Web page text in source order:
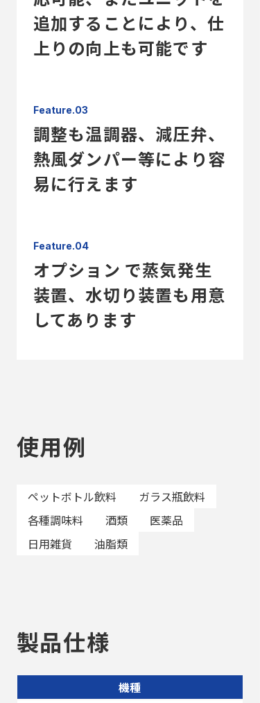
追加することにより、仕
上りの向上も可能です
Feature.03
調整も温調器、減圧弁、
熱風ダンパー等により容
易に行えます
Feature.04
オプション で蒸気発生
装置、水切り装置も用意
してあります
使用例
ペットボトル飲料
ガラス瓶飲料
各種調味料
酒類
医薬品
日用雑貨
油脂類
製品仕様
機種